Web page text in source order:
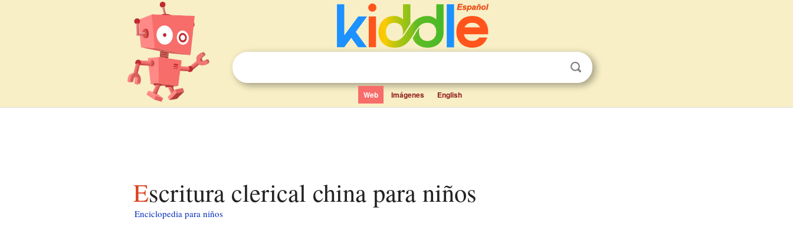
Web Imágenes English
Escritura clerical china para niños
Enciclopedia para niños